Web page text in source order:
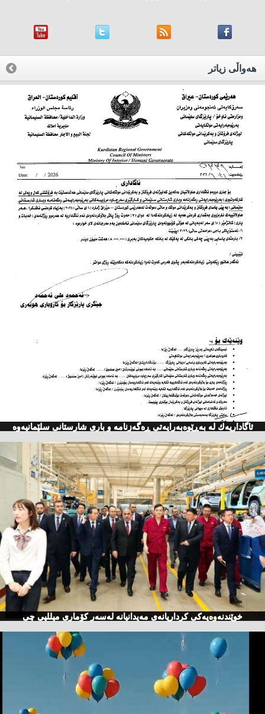
هه‌واڵی زیاتر
ئاگاداریه‌ك له‌ به‌ڕێوه‌به‌رایه‌تی ڕه‌گه‌زنامه‌ و باری شارستانی سلێمانیه‌وه‌
خوێندنەوەیەكی كرداریانەی مەیدانیانە لەسەر كۆماری میللیی چی